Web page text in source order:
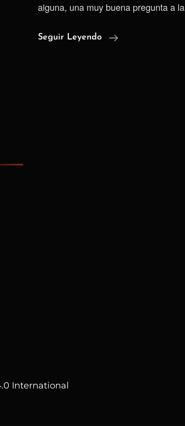
alguna, una muy buena pregunta a la
Seguir Leyendo
Reflexiones
International